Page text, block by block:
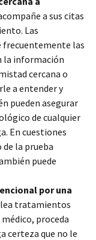
a sus citas
Las
frecuentemente las
la información
cercana o
a entender y
pueden asegurar
de cualquier
En cuestiones
de la prueba
puede
por una
tratamientos
proceda
certeza que no le